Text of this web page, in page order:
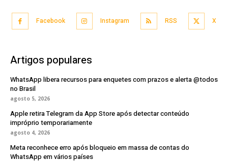
Facebook Instagram RSS X
Artigos populares
WhatsApp libera recursos para enquetes com prazos e alerta @todos
no Brasil
agosto 5, 2026
Apple retira Telegram da App Store após detectar conteúdo
impróprio temporariamente
agosto 4, 2026
Meta reconhece erro após bloqueio em massa de contas do
WhatsApp em vários países